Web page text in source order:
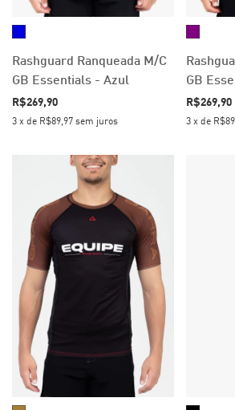
Rashguard Ranqueada M/C
GB Essentials - Azul
R$269,90
3 x de R$89,97 sem juros
GB
R$269,90
3 x de